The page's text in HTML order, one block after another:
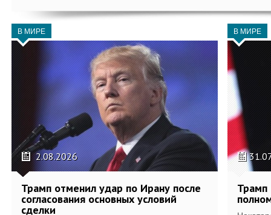
В МИРЕ
2.08.2026
Трамп отменил удар по Ирану после
согласования основных условий
сделки
В МИРЕ
Трамп